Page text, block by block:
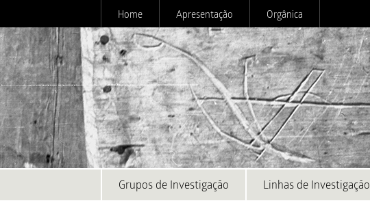
Home Apresentação Orgânica
Grupos de Investigação Linhas de Investigação